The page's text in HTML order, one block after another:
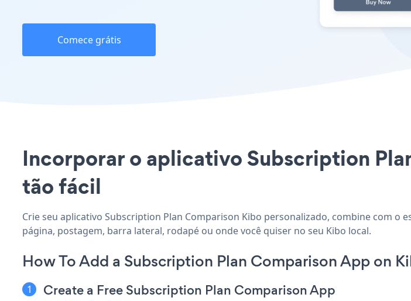
Comece grátis
Incorporar o aplicativo Subscription
tão fácil
Crie seu aplicativo Subscription Plan Comparison Kibo personalizado, combine com o
página, postagem, barra lateral, rodapé ou onde você quiser no seu Kibo local.
How To Add a Subscription Plan Comparison App on
Create a Free Subscription Plan Comparison App